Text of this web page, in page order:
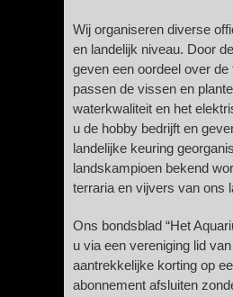
Wij organiseren diverse
en landelijk niveau. Door
geven een oordeel over
passen de vissen en
waterkwaliteit en het
u de hobby bedrijft en
landelijke keuring
landskampioen bekend
terraria en vijvers van ons
Ons bondsblad “Het
u via een vereniging lid
aantrekkelijke korting op
abonnement afsluiten